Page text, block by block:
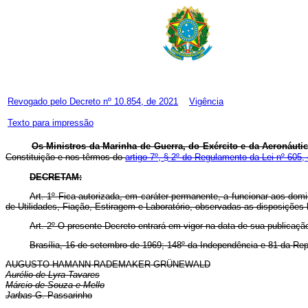
Revogado pelo Decreto nº 10.854, de 2021 Vigência
Texto para impressão
Os Ministros da Marinha de Guerra, do Exército e da
Constituição e nos têrmos doartigo 7º, § 2º do Regulamento da Lei nº
DECRETAM:
Art. 1º Fica autorizada, em caráter permanente, a funcionar aos
de Utilidades, Fiação, Estiragem e Laboratório, observadas as
Art. 2º O presente Decreto entrará em vigor na data de sua
Brasília, 16 de setembro de 1969; 148º da Independência e 81 da
AUGUSTO HAMANN RADEMAKER GRÜNEWALD
Aurélio de Lyra Tavares
Márcio de Souza e Mello
JarbasG. Passarinho